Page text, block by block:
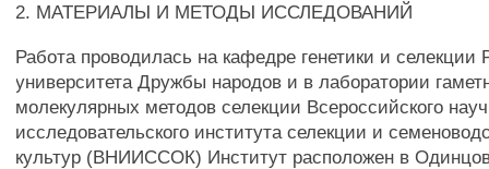
2. МАТЕРИАЛЫ И МЕТОДЫ ИССЛЕДОВАНИЙ
Работа проводилась на кафедре генетики и селекции
университета Дружбы народов и в лаборатории
молекулярных методов селекции Всероссийского
исследовательского института селекции и
культур (ВНИИССОК) Институт расположен в